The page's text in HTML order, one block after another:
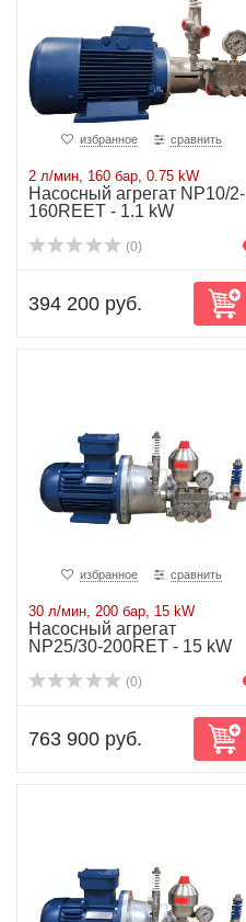
избранное сравнить
2 л/мин, 160 бар, 0.75 kW
Насосный агрегат NP10/2-
160REET - 1.1 kW
(0)
394 200 руб.
избранное сравнить
30 л/мин, 200 бар, 15 kW
Насосный агрегат
NP25/30-200RET - 15 kW
(0)
763 900 руб.